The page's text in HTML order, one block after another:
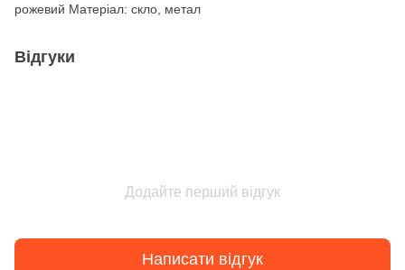
рожевий Матеріал: скло, метал
Відгуки
Додайте перший відгук
Написати відгук